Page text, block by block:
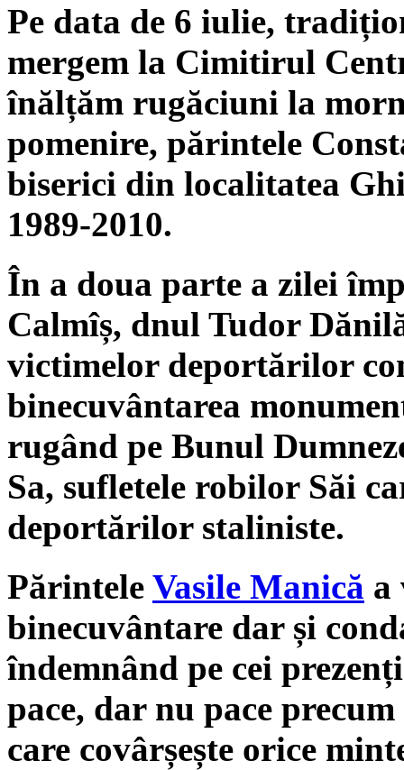
Pe data de 6 iulie,
mergem la Cimitirul
înălțăm rugăciuni la
pomenire, părintele
biserici din localitatea
1989-2010.
În a doua parte a zilei
Calmîș, dnul Tudor
victimelor deportărilor
binecuvântarea
rugând pe Bunul
Sa, sufletele robilor Săi
deportărilor staliniste.
Părintele Vasile Manică a
binecuvântare dar și
îndemnând pe cei
pace, dar nu pace
care covârșește orice